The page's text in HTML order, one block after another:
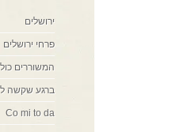
ירושלים
פרחי ירושלים
המשוררים כולם
ברגע שקשה לי
Co mi to da